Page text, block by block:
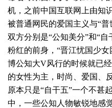
机，之前中国互联网上由知
被普通网民的爱国主义与“
双方分别是“公知美分”和“
粉红的前身，“晋江忧国少女
博公知大V风行的时候就已
的女性为主，时尚、爱国、
原本只是“自干五”一个不甚
中，一些公知人物敏锐地感